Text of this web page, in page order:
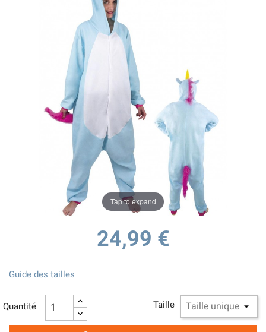
Tap to expand
24,99 €
Taille
Guide des tailles
Quantité